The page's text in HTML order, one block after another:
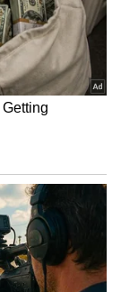
ಮೊದಲು
ಮಾಡಿದ್ರೆ
ಬಂದ್ರೆ ನಿಮ್ಮ